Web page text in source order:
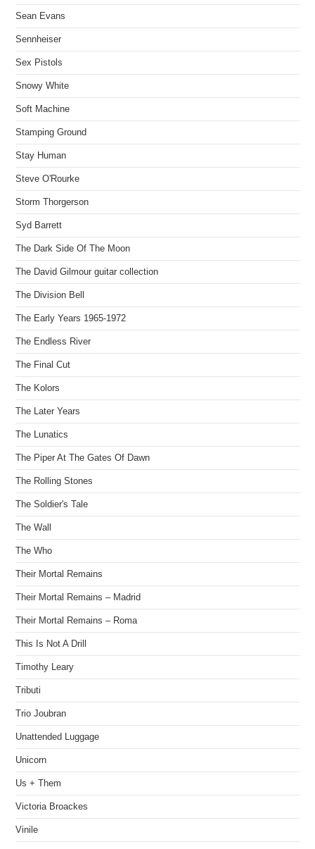
Sean Evans
Sennheiser
Sex Pistols
Snowy White
Soft Machine
Stamping Ground
Stay Human
Steve O'Rourke
Storm Thorgerson
Syd Barrett
The Dark Side Of The Moon
The David Gilmour guitar collection
The Division Bell
The Early Years 1965-1972
The Endless River
The Final Cut
The Kolors
The Later Years
The Lunatics
The Piper At The Gates Of Dawn
The Rolling Stones
The Soldier's Tale
The Wall
The Who
Their Mortal Remains
Their Mortal Remains – Madrid
Their Mortal Remains – Roma
This Is Not A Drill
Timothy Leary
Tributi
Trio Joubran
Unattended Luggage
Unicorn
Us + Them
Victoria Broackes
Vinile